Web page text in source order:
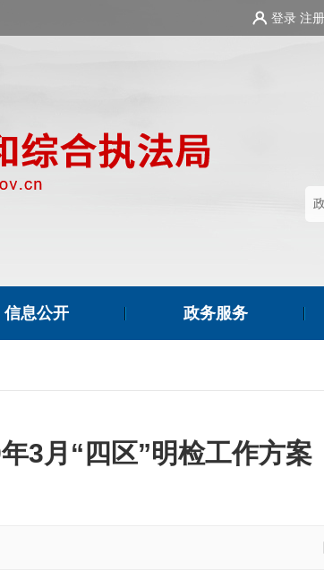
登录 注册
信息公开 政务服务
3月“四区”明检工作方案